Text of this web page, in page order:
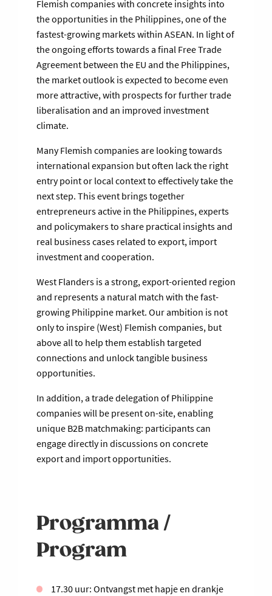
Flemish companies with concrete insights into
the opportunities in the Philippines, one of the
fastest-growing markets within ASEAN. In light of
the ongoing efforts towards a final Free Trade
Agreement between the EU and the Philippines,
the market outlook is expected to become even
more attractive, with prospects for further trade
liberalisation and an improved investment
climate.
Many Flemish companies are looking towards
international expansion but often lack the right
entry point or local context to effectively take the
next step. This event brings together
entrepreneurs active in the Philippines, experts
and policymakers to share practical insights and
real business cases related to export, import
investment and cooperation.
West Flanders is a strong, export-oriented region
and represents a natural match with the fast-
growing Philippine market. Our ambition is not
only to inspire (West) Flemish companies, but
above all to help them establish targeted
connections and unlock tangible business
opportunities.
In addition, a trade delegation of Philippine
companies will be present on-site, enabling
unique B2B matchmaking: participants can
engage directly in discussions on concrete
export and import opportunities.
Programma /
Program
17.30 uur: Ontvangst met hapje en drankje